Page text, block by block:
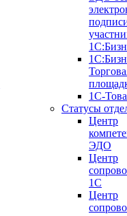
1С-
Статусы
Центр
ЭДО
Центр
1С
Центр